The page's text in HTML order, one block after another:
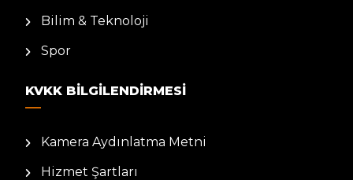
Bilim & Teknoloji
Spor
KVKK BILGILENDIRMESI
Kamera Aydınlatma Metni
Hizmet Şartları